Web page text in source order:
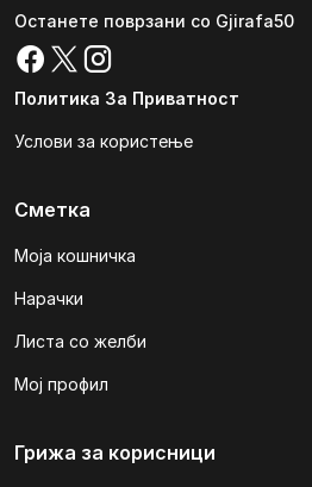
Останете поврзани со Gjirafa50
Политика За Приватност
Услови за користење
Сметка
Моја кошничка
Нарачки
Листа со желби
Мој профил
Грижа за корисници